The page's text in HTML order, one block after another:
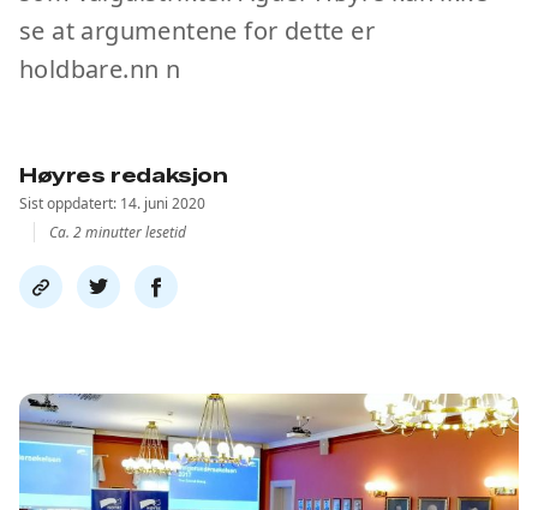
se at argumentene for dette er
holdbare.nn n
Høyres redaksjon
Sist oppdatert: 14. juni 2020
Ca. 2 minutter lesetid
Del
link
Del
på
Del
på